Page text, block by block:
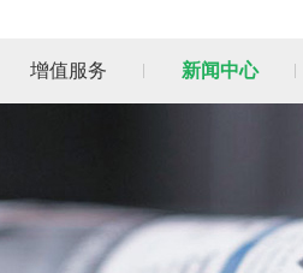
增值服务 新闻中心